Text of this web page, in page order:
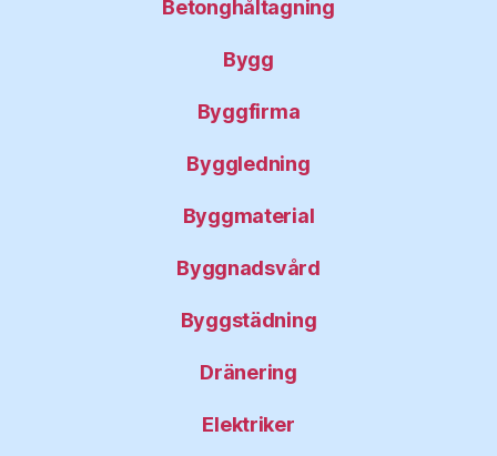
Betonghåltagning
Bygg
Byggfirma
Byggledning
Byggmaterial
Byggnadsvård
Byggstädning
Dränering
Elektriker